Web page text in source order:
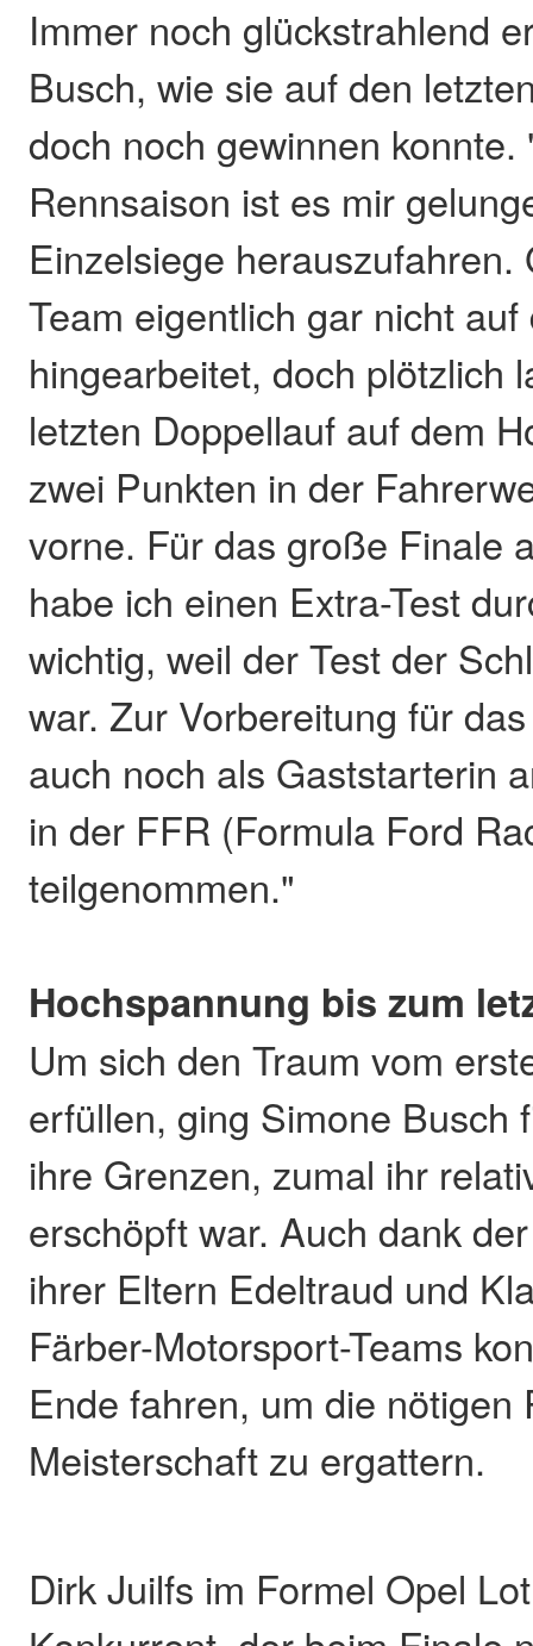
Immer noch glückstrahlend
Busch, wie sie auf den
doch noch gewinnen
Rennsaison ist es mir
Einzelsiege herauszufahren.
Team eigentlich gar nicht
hingearbeitet, doch plötzlich
letzten Doppellauf auf dem
zwei Punkten in der
vorne. Für das große Finale
habe ich einen Extra-Test
wichtig, weil der Test der
war. Zur Vorbereitung für
auch noch als Gaststarterin
in der FFR (Formula Ford
teilgenommen."
Hochspannung bis zum
Um sich den Traum vom
erfüllen, ging Simone Busch
ihre Grenzen, zumal ihr
erschöpft war. Auch dank
ihrer Eltern Edeltraud und
Färber-Motorsport-Teams
Ende fahren, um die nötigen
Meisterschaft zu ergattern.
Dirk Juilfs im Formel Opel